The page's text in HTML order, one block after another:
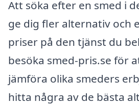
Att söka efter en smed i
ge dig fler alternativ och
priser på den tjänst du
besöka smed-pris.se för
jämföra olika smeders
hitta några av de bästa